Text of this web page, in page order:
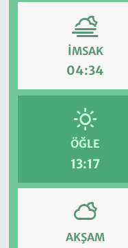
İMSAK
04:34
ÖĞLE
13:17
AKŞAM